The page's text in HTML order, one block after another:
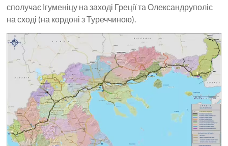
сполучає Ігуменіцу на заході Греції та Олександруполіс
на сході (на кордоні з Туреччиною).